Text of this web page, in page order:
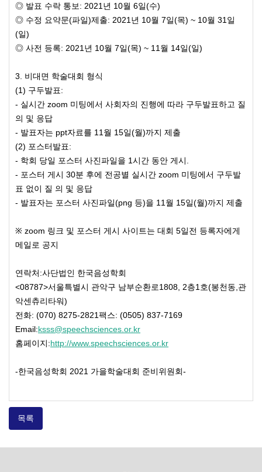
◎ 발표 수락 통보: 2021년 10월 6일(수)
◎ 수정 요약문(파일)제출: 2021년 10월 7일(목) ~ 10월 31일
(일)
◎ 사전 등록: 2021년 10월 7일(목) ~ 11월 14일(일)
3. 비대면 학술대회 형식
(1) 구두발표:
- 실시간 zoom 미팅에서 사회자의 진행에 따라 구두발표하고 질
의 및 응답
- 발표자는 ppt자료를 11월 15일(월)까지 제출
(2) 포스터발표:
- 학회 당일 포스터 사진파일을 1시간 동안 게시.
- 포스터 게시 30분 후에 전공별 실시간 zoom 미팅에서 구두발
표 없이 질 의 및 응답
- 발표자는 포스터 사진파일(png 등)을 11월 15일(월)까지 제출
※ zoom 링크 및 포스터 게시 사이트는 대회 5일전 등록자에게
메일로 공지
연락처:사단법인 한국음성학회
<08787>서울특별시 관악구 남부순환로1808, 2층1호(봉천동,관
악센츄리타워)
전화: (070) 8275-2821팩스: (0505) 837-7169
Email:ksss@speechsciences.or.kr
홈페이지:http://www.speechsciences.or.kr
-한국음성학회 2021 가을학술대회 준비위원회-
목록